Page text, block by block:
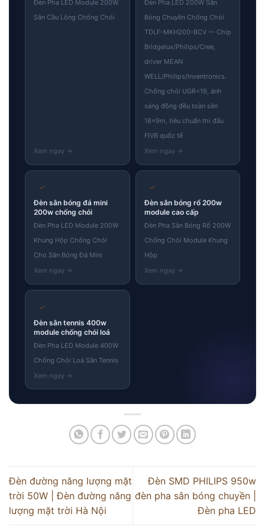
Đèn Pha LED Module 200W
Sân Cầu Lông Chống Chói
Đèn Pha LED 200W Sân
Bóng Chuyền Chống Chói
TDLF-MKH200-BCV — Chip
Bridgelux/Philips/Cree,
driver MEAN
WELL/Philips/Inventronics.
Chống chói UGR<19, ánh
sáng đồng đều toàn sân
18×9m, tiêu chuẩn thi đấu
FIVB quốc tế
✓
Đèn sân bóng đá mini
200w chống chói
Đèn Pha LED Module 200W
Khung Hộp Chống Chói
Cho Sân Bóng Đá Mini
✓
Đèn sân bóng rổ 200w
module cao cấp
Đèn Pha Sân Bóng Rổ 200W
Chống Chói Module Khung
Hộp
✓
Đèn sân tennis 400w
module chống chói loá
Đèn Pha LED Module 400W
Chống Chói Loá Sân Tennis
Đèn đường năng lượng mặt
trời 50W | Đèn đường năng
lượng mặt trời Hà Nội
Đèn SMD PHILIPS 950w
đèn pha sân bóng chuyền |
Đèn pha LED